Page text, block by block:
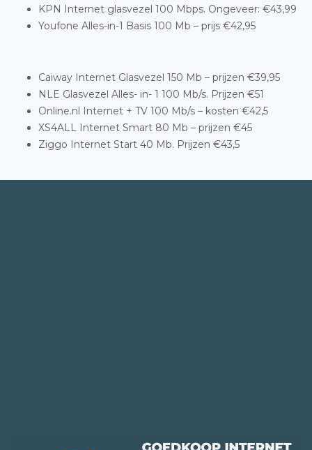
KPN Internet glasvezel 100 Mbps. Ongeveer: €43,99
Youfone Alles-in-1 Basis 100 Mb – prijs €42,95
Caiway Internet Glasvezel 150 Mb – prijzen €39,95
NLE Glasvezel Alles- in- 1 100 Mb/s. Prijzen €51
Online.nl Internet + TV 100 Mb/s – kosten €42,5
XS4ALL Internet Smart 80 Mb – prijzen €45
Ziggo Internet Start 40 Mb. Prijzen €43,5